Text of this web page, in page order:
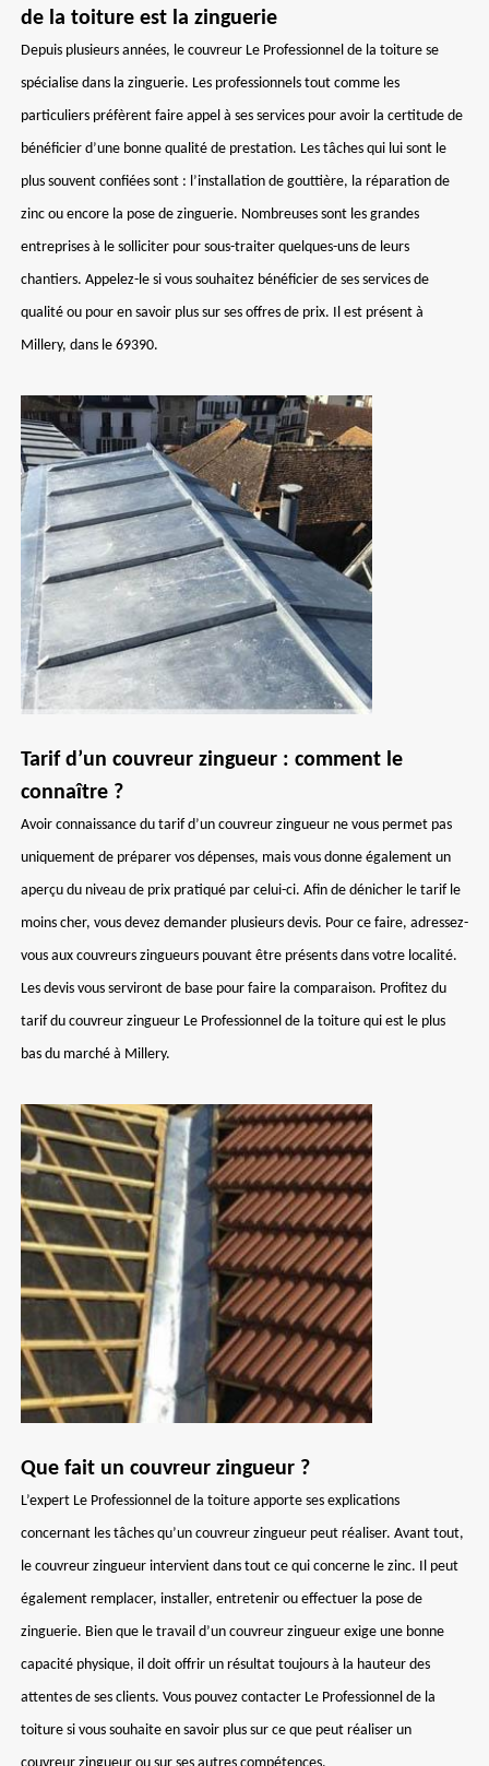
de la toiture est la zinguerie
Depuis plusieurs années, le couvreur Le Professionnel de la toiture se
spécialise dans la zinguerie. Les professionnels tout comme les
particuliers préfèrent faire appel à ses services pour avoir la certitude de
bénéficier d’une bonne qualité de prestation. Les tâches qui lui sont le
plus souvent confiées sont : l’installation de gouttière, la réparation de
zinc ou encore la pose de zinguerie. Nombreuses sont les grandes
entreprises à le solliciter pour sous-traiter quelques-uns de leurs
chantiers. Appelez-le si vous souhaitez bénéficier de ses services de
qualité ou pour en savoir plus sur ses offres de prix. Il est présent à
Millery, dans le 69390.
Tarif d’un couvreur zingueur : comment le
connaître ?
Avoir connaissance du tarif d’un couvreur zingueur ne vous permet pas
uniquement de préparer vos dépenses, mais vous donne également un
aperçu du niveau de prix pratiqué par celui-ci. Afin de dénicher le tarif le
moins cher, vous devez demander plusieurs devis. Pour ce faire, adressez-
vous aux couvreurs zingueurs pouvant être présents dans votre localité.
Les devis vous serviront de base pour faire la comparaison. Profitez du
tarif du couvreur zingueur Le Professionnel de la toiture qui est le plus
bas du marché à Millery.
Que fait un couvreur zingueur ?
L’expert Le Professionnel de la toiture apporte ses explications
concernant les tâches qu’un couvreur zingueur peut réaliser. Avant tout,
le couvreur zingueur intervient dans tout ce qui concerne le zinc. Il peut
également remplacer, installer, entretenir ou effectuer la pose de
zinguerie. Bien que le travail d’un couvreur zingueur exige une bonne
capacité physique, il doit offrir un résultat toujours à la hauteur des
attentes de ses clients. Vous pouvez contacter Le Professionnel de la
toiture si vous souhaite en savoir plus sur ce que peut réaliser un